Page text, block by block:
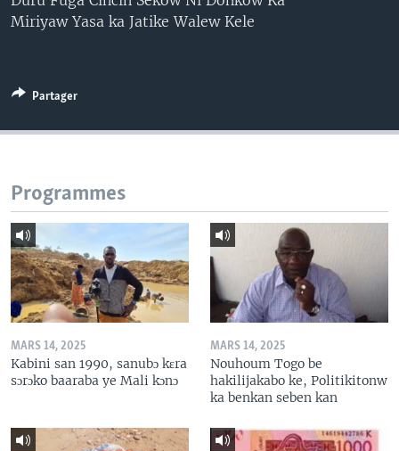
Miriyaw Yasa ka Jatike Walew Kele
Partager
Programmes
MARS 14, 2025
Kabini san 1990, sanubɔ kɛra
sɔrɔko baaraba ye Mali kɔnɔ
MARS 14, 2025
Nouhoum Togo be
hakilijakabo ke, Politikitonw
ka benkan seben kan